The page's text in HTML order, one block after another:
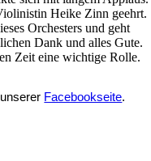
Heike Zinn geehrt.
Orchesters und geht
Dank und alles Gute.
Zeit eine wichtige Rolle.
Facebookseite.